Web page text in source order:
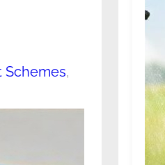
Schemes